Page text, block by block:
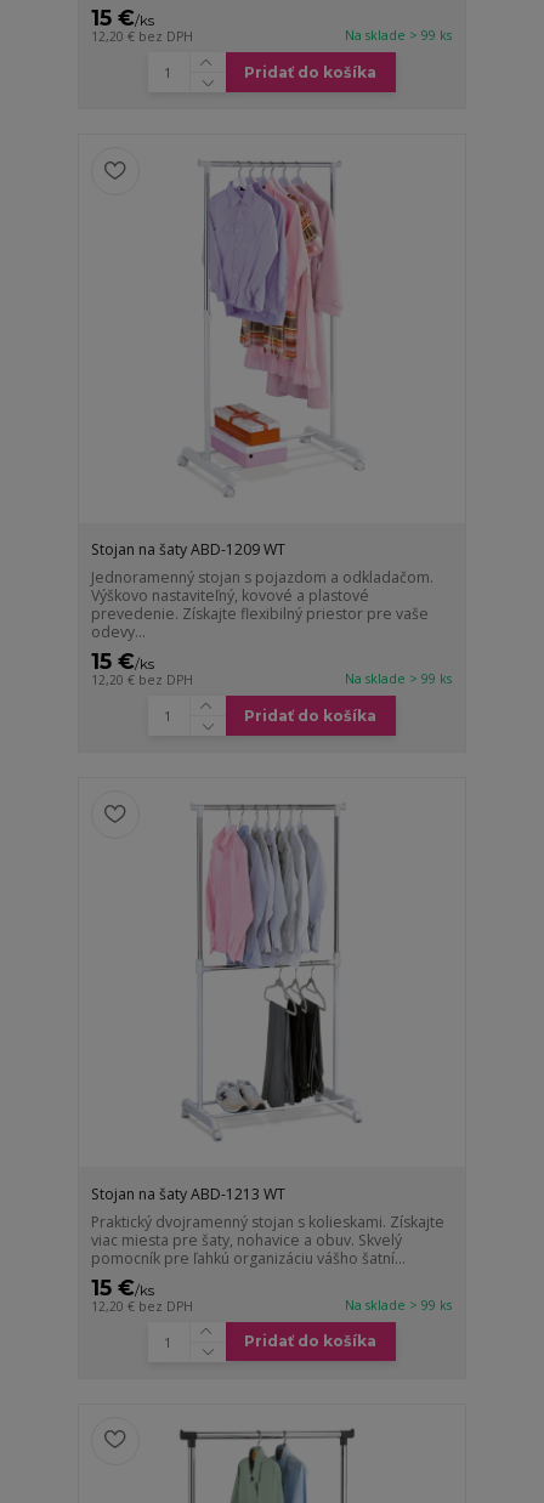
15 €/ks
12,20 € bez DPH Na sklade > 99 ks
Pridať do košíka
Stojan na šaty ABD-1209 WT
Jednoramenný stojan s pojazdom a odkladačom.
Výškovo nastaviteľný, kovové a plastové
prevedenie. Získajte flexibilný priestor pre vaše
odevy...
15 €/ks
12,20 € bez DPH Na sklade > 99 ks
Pridať do košíka
Stojan na šaty ABD-1213 WT
Praktický dvojramenný stojan s kolieskami. Získajte
viac miesta pre šaty, nohavice a obuv. Skvelý
pomocník pre ľahkú organizáciu vášho šatní...
15 €/ks
12,20 € bez DPH Na sklade > 99 ks
Pridať do košíka